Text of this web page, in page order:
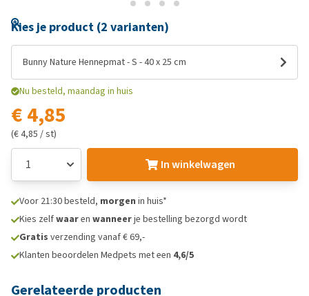
Kies je product (2 varianten)
Bunny Nature Hennepmat - S - 40 x 25 cm
Nu besteld, maandag in huis
€ 4,85
(€ 4,85 / st)
In winkelwagen
Voor 21:30 besteld, morgen in huis*
Kies zelfwaaren wanneerje bestelling bezorgd wordt
Gratis verzending vanaf € 69,-
Klanten beoordelen Medpets met een 4,6/5
Gerelateerde producten